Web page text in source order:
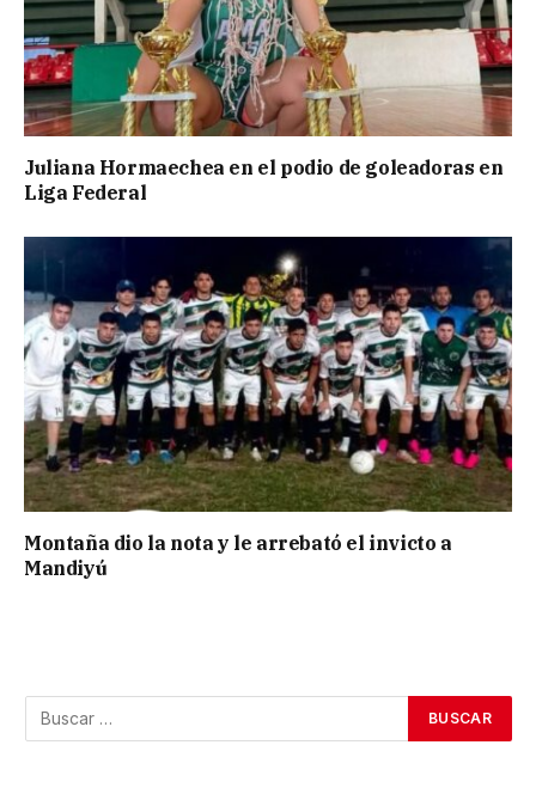
Juliana Hormaechea en el podio de goleadoras en
Liga Federal
Montaña dio la nota y le arrebató el invicto a
Mandiyú